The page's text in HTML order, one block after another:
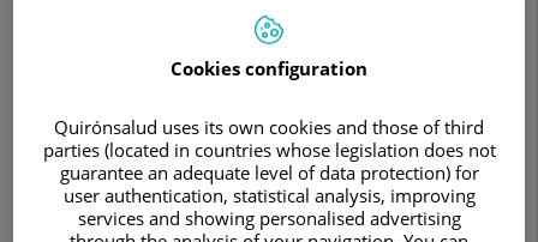
Neurooncología quirúrgica
Cookies configuration
Quirónsalud uses its own cookies and those of third
parties (located in countries whose legislation does not
guarantee an adequate level of data protection) for
user authentication, statistical analysis, improving
services and showing personalised advertising